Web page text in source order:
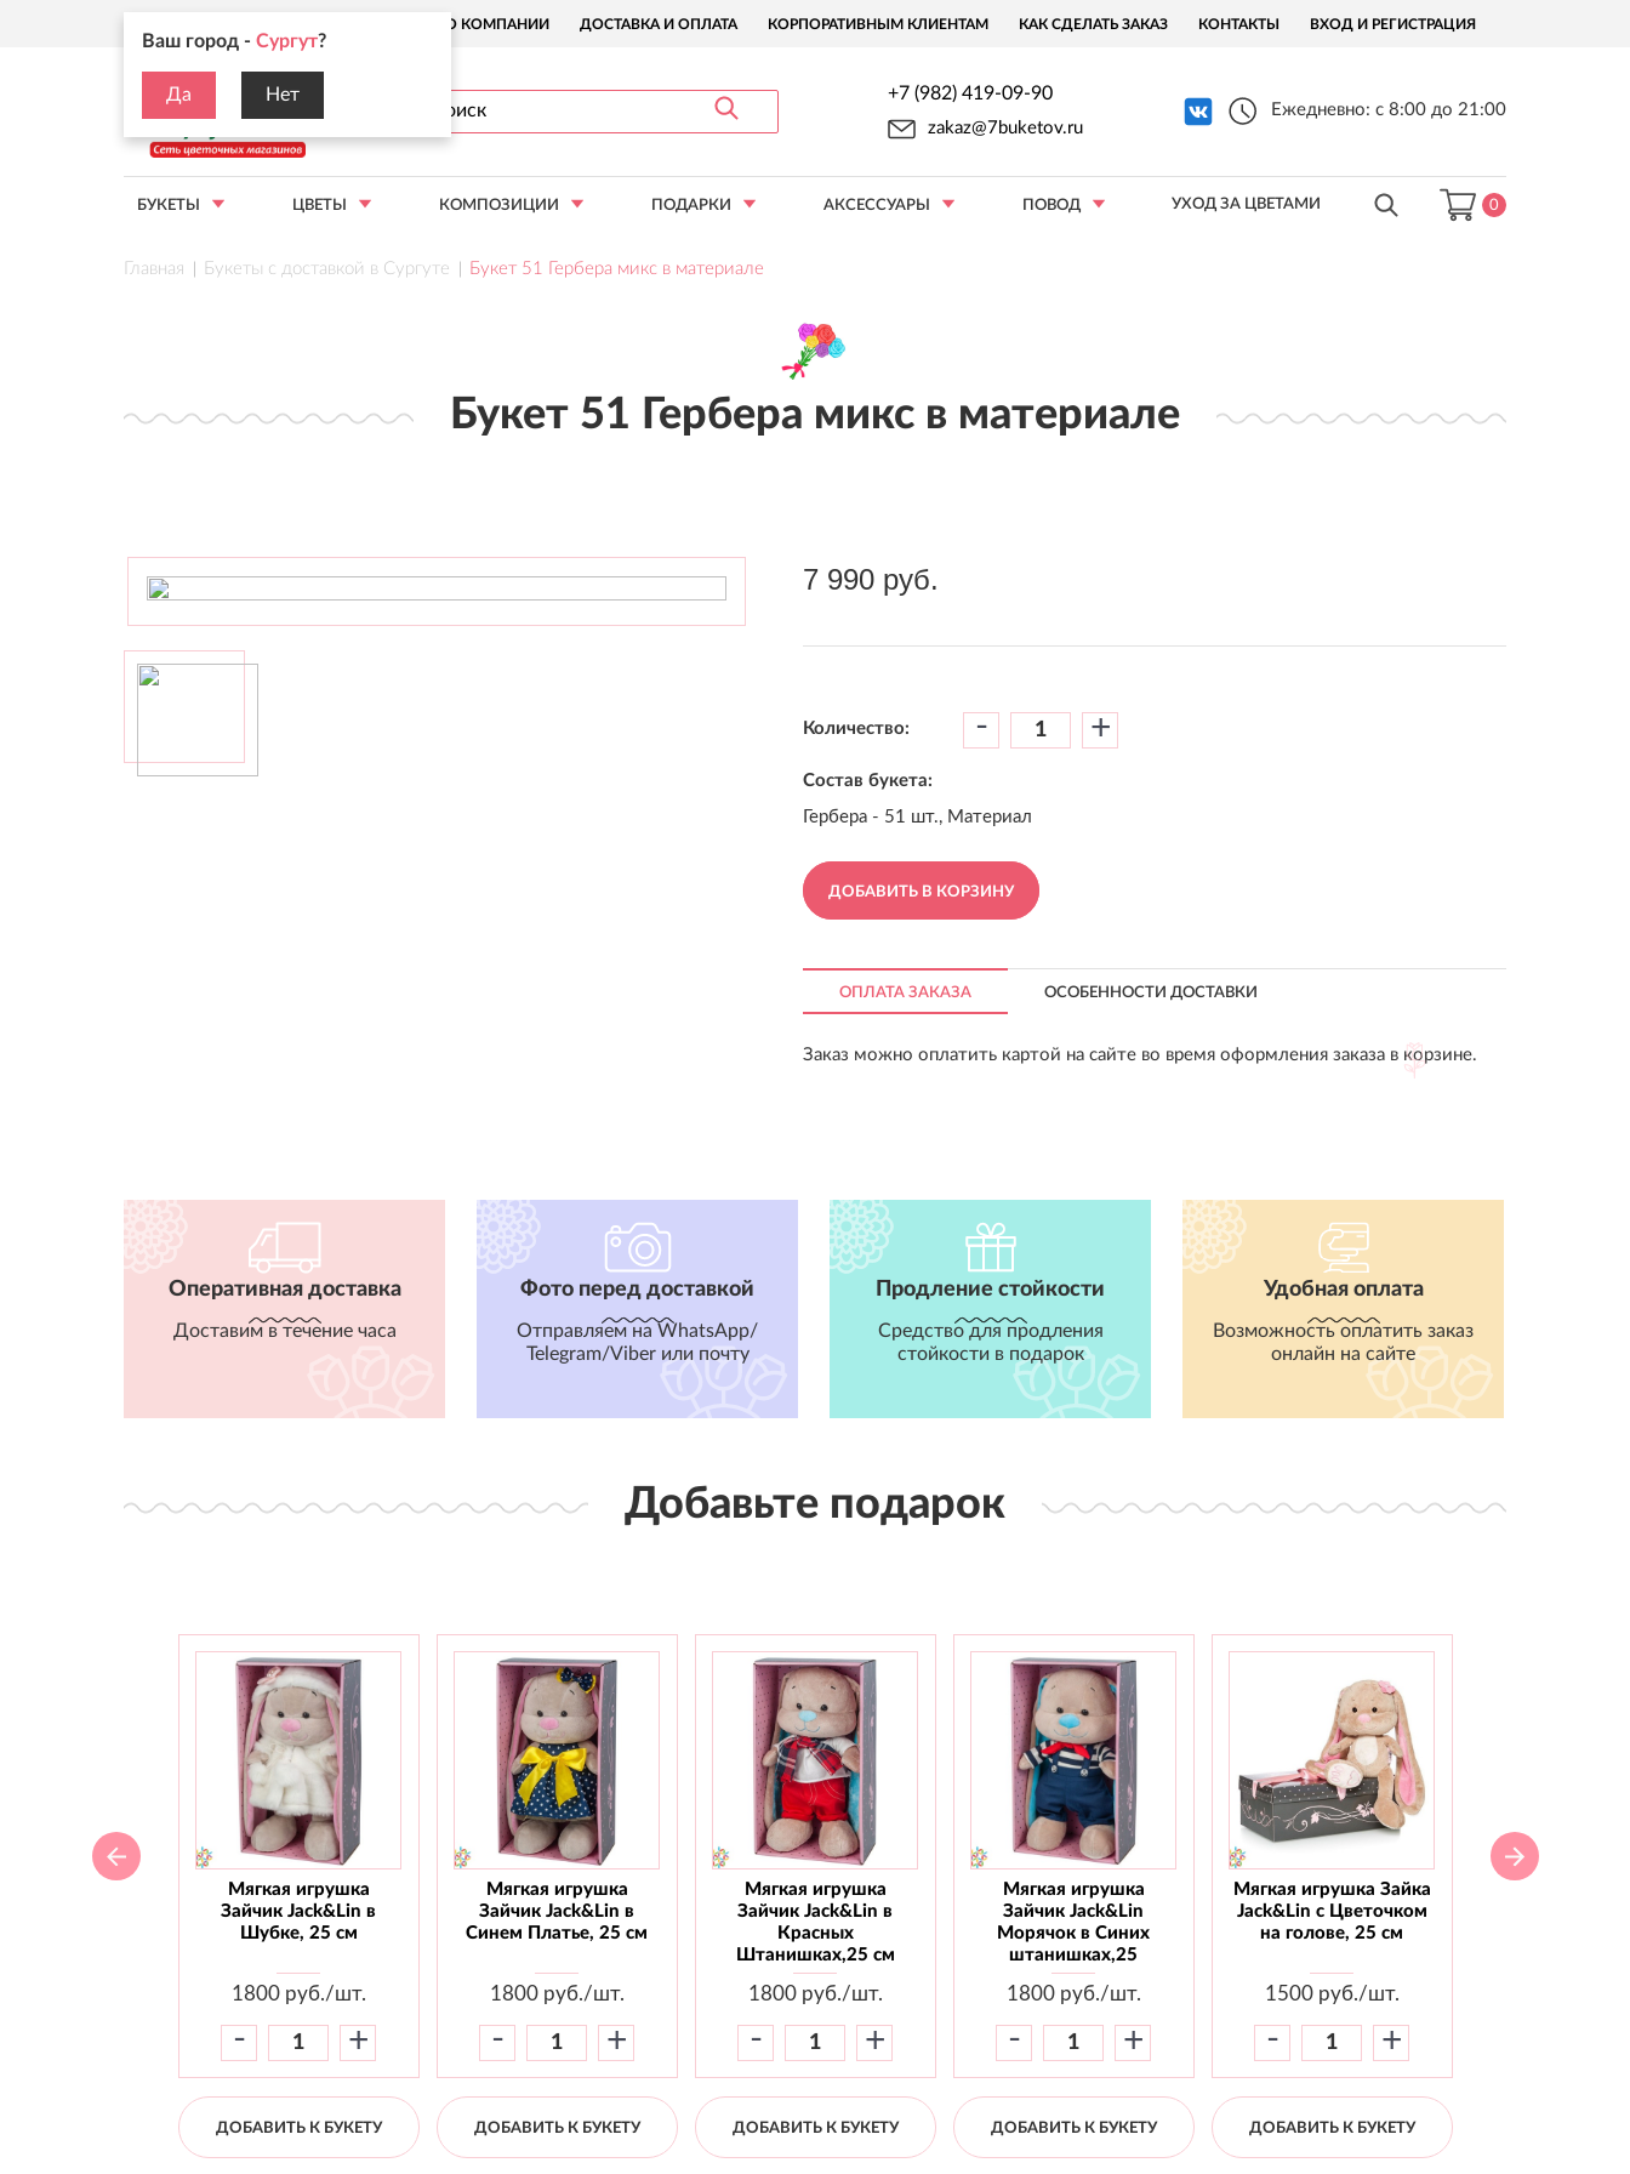
Ваш город - Сургут?
Да Нет
О КОМПАНИИ ДОСТАВКА И ОПЛАТА КОРПОРАТИВНЫМ КЛИЕНТАМ КАК СДЕЛАТЬ ЗАКАЗ КОНТАКТЫ ВХОД И РЕГИСТРАЦИЯ
+7 (982) 419-09-90
zakaz@7buketov.ru
Ежедневно: с 8:00 до 21:00
БУКЕТЫ ЦВЕТЫ КОМПОЗИЦИИ ПОДАРКИ АКСЕССУАРЫ ПОВОД УХОД ЗА ЦВЕТАМИ 0
Главная Букеты с доставкой в Сургуте Букет 51 Гербера микс в материале
Букет 51 Гербера микс в материале
7 990 руб.
Количество: - +
Состав букета:
Гербера - 51 шт., Материал
ДОБАВИТЬ В КОРЗИНУ
ОПЛАТА ЗАКАЗА ОСОБЕННОСТИ ДОСТАВКИ
Заказ можно оплатить картой на сайте во время оформления заказа в корзине.
Оперативная доставка
Доставим в течение часа
Фото перед доставкой
Отправляем на WhatsApp/
Telegram/Viber или почту
Продление стойкости
Средство для продления
стойкости в подарок
Удобная оплата
Возможность оплатить заказ
онлайн на сайте
Добавьте подарок
Мягкая игрушка
Зайчик Jack&Lin в
Шубке, 25 см
1800руб./шт.
- +
ДОБАВИТЬ К БУКЕТУ
Мягкая игрушка
Зайчик Jack&Lin в
Синем Платье, 25 см
1800руб./шт.
- +
ДОБАВИТЬ К БУКЕТУ
Мягкая игрушка
Зайчик Jack&Lin в
Красных
Штанишках,25 см
1800руб./шт.
- +
ДОБАВИТЬ К БУКЕТУ
Мягкая игрушка
Зайчик Jack&Lin
Морячок в Синих
штанишках,25
1800руб./шт.
- +
ДОБАВИТЬ К БУКЕТУ
Мягкая игрушка Зайка
Jack&Lin с Цветочком
на голове, 25 см
1500руб./шт.
- +
ДОБАВИТЬ К БУКЕТУ